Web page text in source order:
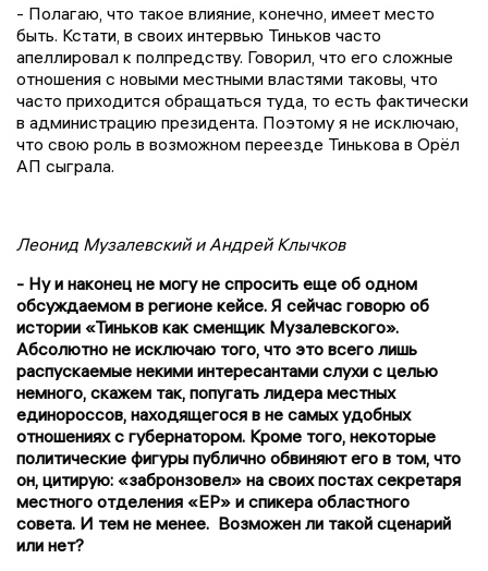
- Полагаю, что такое влияние, конечно, имеет место
быть. Кстати, в своих интервью Тиньков часто
апеллировал к полпредству. Говорил, что его сложные
отношения с новыми местными властями таковы, что
часто приходится обращаться туда, то есть фактически
в администрацию президента. Поэтому я не исключаю,
что свою роль в возможном переезде Тинькова в Орёл
АП сыграла.
Леонид Музалевский и Андрей Клычков
- Ну и наконец не могу не спросить еще об одном
обсуждаемом в регионе кейсе. Я сейчас говорю об
истории «Тиньков как сменщик Музалевского».
Абсолютно не исключаю того, что это всего лишь
распускаемые некими интересантами слухи с целью
немного, скажем так, попугать лидера местных
единороссов, находящегося в не самых удобных
отношениях с губернатором. Кроме того, некоторые
политические фигуры публично обвиняют его в том, что
он, цитирую: «забронзовел» на своих постах секретаря
местного отделения «ЕР» и спикера областного
совета. И тем не менее. Возможен ли такой сценарий
или нет?